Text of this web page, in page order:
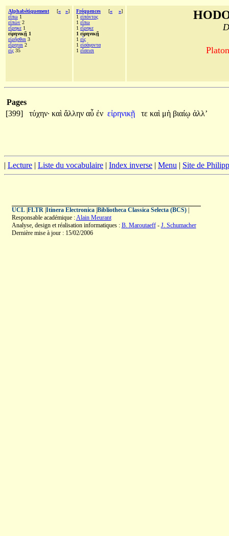
Alphabétiquement [« »]
εἴπω 1
εἰπὼν 2
εἴρηκε 1
εἰρηνικῇ 1
εἰρῆσθαι 3
εἴρηται 2
εἰς 35
Fréquences [« »]
1 εἰπόντος
1 εἴπω
1 εἴρηκε
1 εἰρηνικῇ
1 εἷς
1 εἰσάγοντα
1 εἴσεισι
Pages
[399]
τύχην· καὶ ἄλλην αὖ ἐν εἰρηνικῇ τε καὶ μὴ βιαίῳ ἀλλ’
| Lecture | Liste du vocabulaire | Index inverse | Menu | Site de
UCL| FLTR| Itinera Electronica| Bibliotheca Classica Selecta (BCS)|
Responsable académique :Alain Meurant
Analyse, design et réalisation informatiques : B. Maroutaeff- J. Schumacher
Dernière mise à jour : 15/02/2006